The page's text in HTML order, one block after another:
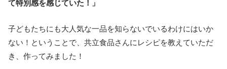
て特別感を感じていた！」
子どもたちにも大人気な一品を知らないでいるわけにはいか
ない！ということで、共立食品さんにレシピを教えていただ
き、作ってみました！